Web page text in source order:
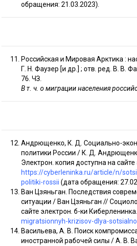
обращения: 21.03.2023).
Российская и Мировая Арктика :
Г. Н. Фаузер [и др.] ; отв. ред. В. В.
76. ЧЗ.
В т. ч. о миграции населения
Андрющенко, К. Д. Социально-
политики России / К. Д.
Электрон. копия доступна на
https://cyberleninka.ru/article/n/
politiki-rossii (дата обращения:
Ван Цзяньган. Последствия
ситуации / Ван Цзяньган //
сайте электрон. б-ки Киберленинка.
migratsionnyh-krizisov-dlya-
Васильева, А. В. Поиск
иностранной рабочей силы / А. В.